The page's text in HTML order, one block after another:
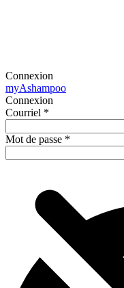
Connexion
myAshampoo
Connexion
Courriel *
Mot de passe *